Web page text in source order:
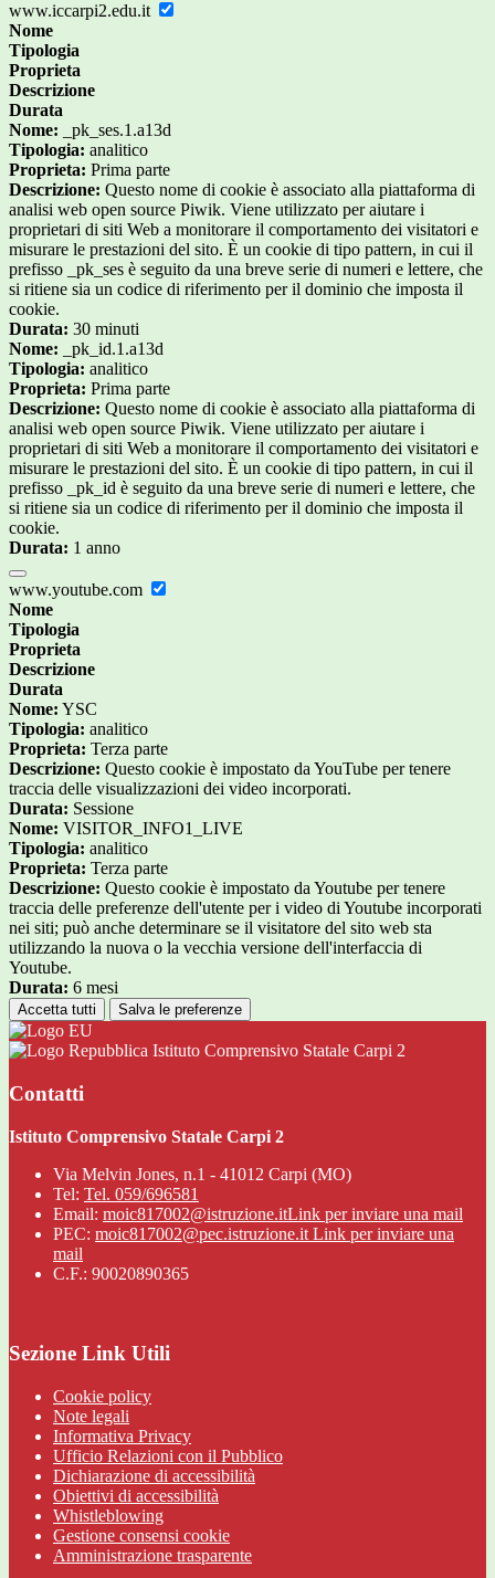
www.iccarpi2.edu.it
Nome
Tipologia
Proprieta
Descrizione
Durata
Nome: _pk_ses.1.a13d
Tipologia: analitico
Proprieta: Prima parte
Descrizione: Questo nome di cookie è associato alla piattaforma di
analisi web open source Piwik. Viene utilizzato per aiutare i
proprietari di siti Web a monitorare il comportamento dei visitatori e
misurare le prestazioni del sito. È un cookie di tipo pattern, in cui il
prefisso _pk_ses è seguito da una breve serie di numeri e lettere, che
si ritiene sia un codice di riferimento per il dominio che imposta il
cookie.
Durata: 30 minuti
Nome: _pk_id.1.a13d
Tipologia: analitico
Proprieta: Prima parte
Descrizione: Questo nome di cookie è associato alla piattaforma di
analisi web open source Piwik. Viene utilizzato per aiutare i
proprietari di siti Web a monitorare il comportamento dei visitatori e
misurare le prestazioni del sito. È un cookie di tipo pattern, in cui il
prefisso _pk_id è seguito da una breve serie di numeri e lettere, che
si ritiene sia un codice di riferimento per il dominio che imposta il
cookie.
Durata: 1 anno
www.youtube.com
Nome
Tipologia
Proprieta
Descrizione
Durata
Nome: YSC
Tipologia: analitico
Proprieta: Terza parte
Descrizione: Questo cookie è impostato da YouTube per tenere
traccia delle visualizzazioni dei video incorporati.
Durata: Sessione
Nome: VISITOR_INFO1_LIVE
Tipologia: analitico
Proprieta: Terza parte
Descrizione: Questo cookie è impostato da Youtube per tenere
traccia delle preferenze dell'utente per i video di Youtube incorporati
nei siti; può anche determinare se il visitatore del sito web sta
utilizzando la nuova o la vecchia versione dell'interfaccia di
Youtube.
Durata: 6 mesi
Accetta tutti Salva le preferenze
Istituto Comprensivo Statale Carpi 2
Contatti
Istituto Comprensivo Statale Carpi 2
Via Melvin Jones, n.1 - 41012 Carpi (MO)
Tel: Tel. 059/696581
Email: moic817002@istruzione.itLink per inviare una mail
PEC: moic817002@pec.istruzione.it Link per inviare una
mail
C.F.: 90020890365
Sezione Link Utili
Cookie policy
Note legali
Informativa Privacy
Ufficio Relazioni con il Pubblico
Dichiarazione di accessibilità
Obiettivi di accessibilità
Whistleblowing
Gestione consensi cookie
Amministrazione trasparente